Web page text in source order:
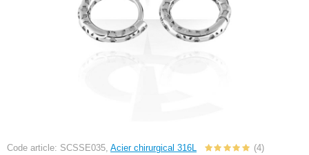
Code article: SCSSE035, Acier chirurgical 316L (4)